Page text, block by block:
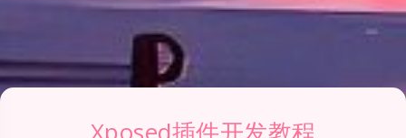
Xposed插件开发教程